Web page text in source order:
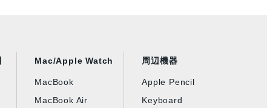
Mac/Apple Watch
MacBook
MacBook Air
周辺機器
Apple Pencil
Keyboard